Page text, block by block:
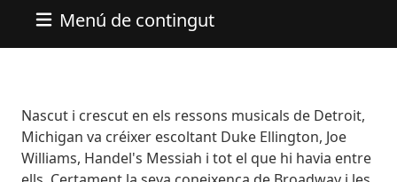
Menú de contingut
Bio
Nascut i crescut en els ressons musicals de Detroit,
Michigan va créixer escoltant Duke Ellington, Joe
Williams, Handel's Messiah i tot el que hi havia entre